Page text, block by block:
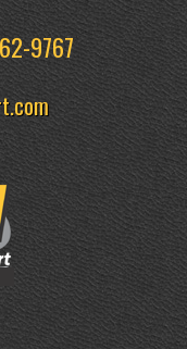
9767